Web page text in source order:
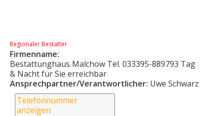
Regionaler Bestatter
Firmenname:
Bestattunghaus Malchow Tel. 033395-889793 Tag
& Nacht für Sie erreichbar
Ansprechpartner/Verantwortlicher: Uwe Schwarz
Telefonnummer
anzeigen